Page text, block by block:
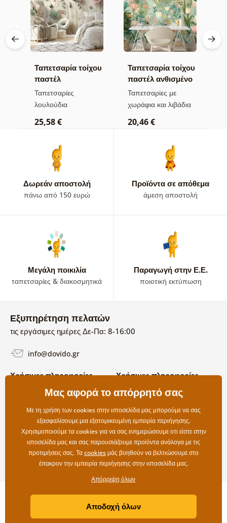
Ταπετσαρία τοίχου
παστέλ
αγριολούλουδα
Ταπετσαρίες
λουλούδια
25,58 €
Ταπετσαρία τοίχου
παστέλ ανθισμένο
λιβάδι
Ταπετσαρίες με
χωράφια και λιβάδια
20,46 €
Δωρεάν αποστολή
πάνω από 150 ευρώ
Προϊόντα σε απόθεμα
άμεση αποστολή
Μεγάλη ποικιλία
ταπετσαρίες & διακοσμητικά
Παραγωγή στην Ε.Ε.
ποιοτική εκτύπωση
Εξυπηρέτηση πελατών
τις εργάσιμες ημέρες Δε-Πα: 8-16:00
info@dovido.gr
Χρήσιμες πληροφορίες
Όροι χρήσης και επιστροφών
Επιλογές αποστολής και
πληρωμής
Επιστροφές
Χρήσιμες πληροφορίες
Σχετικά με εμάς
Συχνές Ερωτήσεις
Επικοινωνία
Copyright ©2019 © Dovido.gr.
Litvanyi.sk| Το e-shop δημιουργήθηκε από
Μας αφορά το απόρρητό σας
Με τη χρήση των cookies στην ιστοσελίδα μας μπορούμε να σας
εξασφαλίσουμε μια εξατομικευμένη εμπειρία περιήγησης.
Χρησιμοποιούμε τα cookies για να σας ενημερώσουμε οτι είστε στην
ιστοσελίδα μας και σας παρουσιάζουμε προϊόντα ανάλογα με τις
προτιμήσεις σας. Ταcookiesμάς βοηθούν να βελτιώσουμε στο
έπακρον την εμπειρία περιήγησης στην ιστοσελίδα μας.
Απόρριψη όλων
Αποδοχή όλων